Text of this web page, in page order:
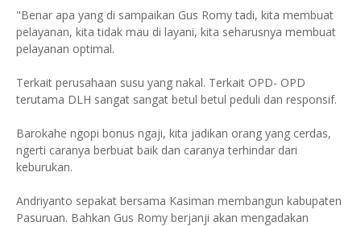
"Benar apa yang di sampaikan Gus Romy tadi, kita membuat
pelayanan, kita tidak mau di layani, kita seharusnya membuat
pelayanan optimal.
Terkait perusahaan susu yang nakal. Terkait OPD- OPD
terutama DLH sangat sangat betul betul peduli dan responsif.
Barokahe ngopi bonus ngaji, kita jadikan orang yang cerdas,
ngerti caranya berbuat baik dan caranya terhindar dari
keburukan.
Andriyanto sepakat bersama Kasiman membangun kabupaten
Pasuruan. Bahkan Gus Romy berjanji akan mengadakan